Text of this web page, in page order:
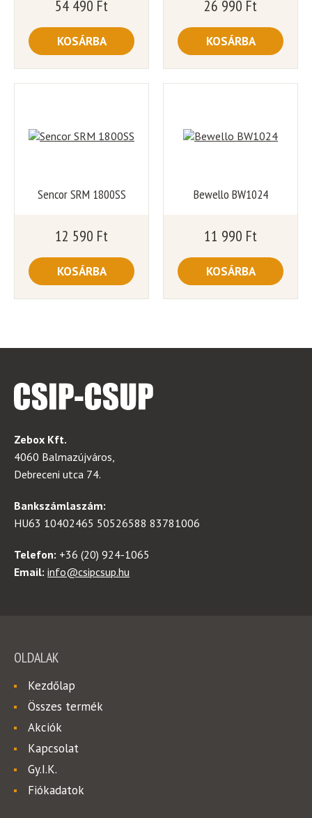
54 490 Ft
KOSÁRBA
26 990 Ft
KOSÁRBA
Sencor SRM 1800SS
12 590 Ft
KOSÁRBA
Bewello BW1024
11 990 Ft
KOSÁRBA
Zebox Kft.
4060 Balmazújváros,
Debreceni utca 74.
Bankszámlaszám:
HU63 10402465 50526588 83781006
Telefon: +36 (20) 924-1065
Email: info@csipcsup.hu
OLDALAK
Kezdőlap
Összes termék
Akciók
Kapcsolat
Gy.I.K.
Fiókadatok